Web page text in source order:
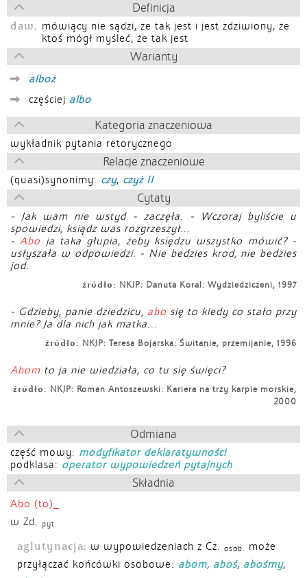
Definicja
daw. mówiący nie sądzi, że tak jest i jest zdziwiony, że
ktoś mógł myśleć, że tak jest
Warianty
alboż
częściej albo
Kategoria znaczeniowa
wykładnik pytania retorycznego
Relacje znaczeniowe
(quasi)synonimy: czy, czyż II
Cytaty
- Jak wam nie wstyd - zaczęła. - Wczoraj byliście u
spowiedzi, ksiądz was rozgrzeszył...
-Abo ja taka głupia, żeby księdzu wszystko mówić? -
usłyszała w odpowiedzi. - Nie bedzies krod, nie bedzies
jod.
źródło: NKJP: Danuta Koral: Wydziedziczeni, 1997
- Gdzieby, panie dziedzicu, abo się to kiedy co stało przy
mnie? Ja dla nich jak matka...
źródło: NKJP: Teresa Bojarska: Świtanie, przemijanie, 1996
Abom to ja nie wiedziała, co tu się święci?
źródło: NKJP: Roman Antoszewski: Kariera na trzy karpie morskie,
2000
Odmiana
część mowy: modyfikator deklaratywności
podklasa: operator wypowiedzeń pytajnych
Składnia
Abo (to)_
w Zd. pyt.
aglutynacja: w wypowiedzeniach z Cz. osob. może
przyłączać końcówki osobowe: abom, aboś, abośmy,